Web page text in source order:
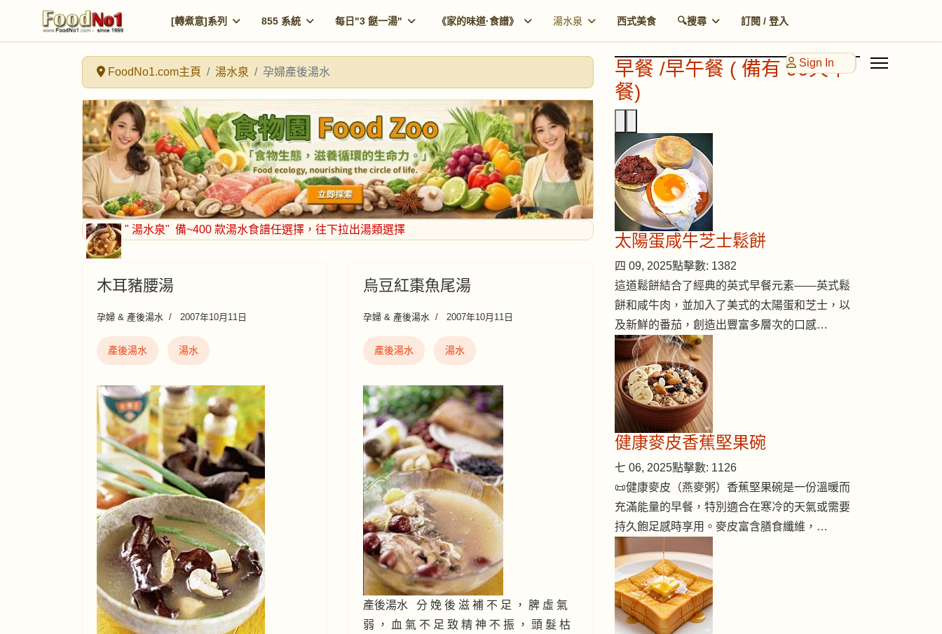
[轉煮意]系列 855 系統 每日"3 餸一湯" 《家的味道·食譜》 湯水泉 西式美食 🔍搜尋 訂閱 / 登入
Sign In
FoodNo1.com主頁 湯水泉 孕婦產後湯水
" 湯水泉" 備~400 款湯水食譜任選擇 ，往下拉出湯類選擇
木耳豬腰湯
孕婦 & 產後湯水 2007年10月11日
產後湯水 湯水
烏豆紅棗魚尾湯
孕婦 & 產後湯水 2007年10月11日
產後湯水 湯水
產後湯水 分 娩 後 滋 補 不 足 ， 脾 虛 氣
弱 ， 血 氣 不 足 致 精 神 不 振 ， 頭 髮 枯
早餐 /早午餐 ( 備有 90天早
餐)
太陽蛋咸牛芝士鬆餅
四 09, 2025點擊數: 1382
這道鬆餅結合了經典的英式早餐元素——英式鬆
餅和咸牛肉，並加入了美式的太陽蛋和芝士，以
及新鮮的番茄，創造出豐富多層次的口感…
健康麥皮香蕉堅果碗
七 06, 2025點擊數: 1126
📜健康麥皮（燕麥粥）香蕉堅果碗是一份溫暖而
充滿能量的早餐，特別適合在寒冷的天氣或需要
持久飽足感時享用。麥皮富含膳食纖維，…